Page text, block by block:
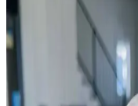
Türk mutfağının
tarifler ve modern
açıdan zenginleştiriliyor.
Belçika Çikolatası:
Yüksek Kakao